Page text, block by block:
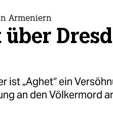
Armeniern
ist „Aghet“ ein
an den Völkermord